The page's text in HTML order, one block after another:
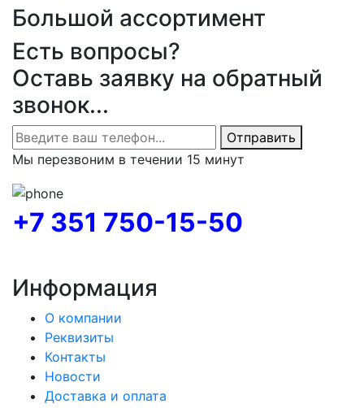
Большой ассортимент
Есть вопросы?
Оставь заявку на обратный
звонок...
Отправить
Мы перезвоним в течении 15 минут
+7 351 750-15-50
Информация
О компании
Реквизиты
Контакты
Новости
Доставка и оплата